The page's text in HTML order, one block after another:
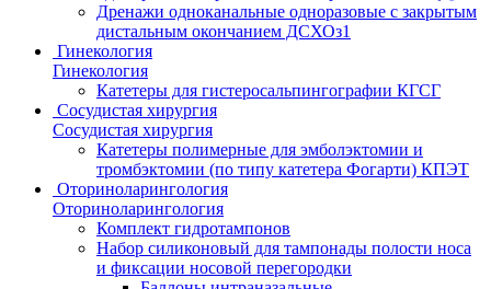
Дренажи одноканальные одноразовые с закрытым
дистальным окончанием ДСХОз1
Гинекология
Гинекология
Катетеры для гистеросальпингографии КГСГ
Сосудистая хирургия
Сосудистая хирургия
Катетеры полимерные для эмболэктомии и
тромбэктомии (по типу катетера Фогарти) КПЭТ
Оториноларингология
Оториноларингология
Комплект гидротампонов
Набор силиконовый для тампонады полости носа
и фиксации носовой перегородки